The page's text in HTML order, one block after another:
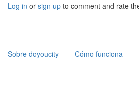
Log in or sign up to comment and rate
Sobre doyoucity Cómo funciona